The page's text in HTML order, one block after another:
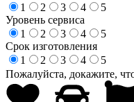
1
2 3 4
5
Уровень сервиса
1
2 3 4
5
Срок изготовления
1
2 3 4
5
Пожалуйста, докажите,